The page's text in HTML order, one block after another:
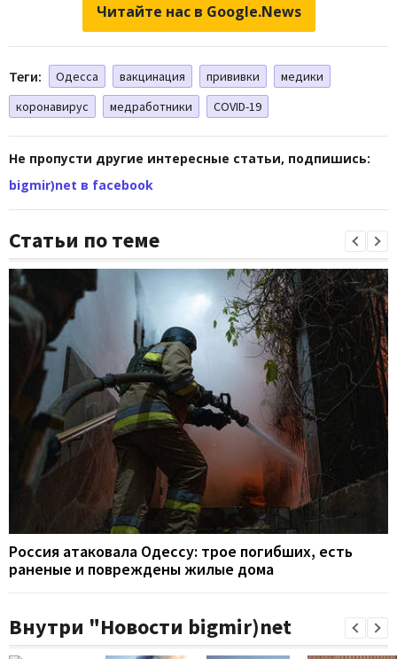
Читайте нас в Google.News
Теги: Одесса вакцинация прививки
медики
коронавирус
медработники СOVID-19
Не пропусти другие интересные статьи, подпишись:
bigmir)net в facebook
Статьи по теме
Россия атаковала Одессу: трое погибших, есть
раненые и повреждены жилые дома
Внутри "Новости bigmir)net